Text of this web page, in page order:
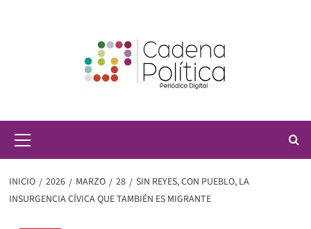
principal
INICIO 2026 MARZO 28
SIN REYES, CON PUEBLO, LA
INSURGENCIA CÍVICA QUE TAMBIÉN ES MIGRANTE